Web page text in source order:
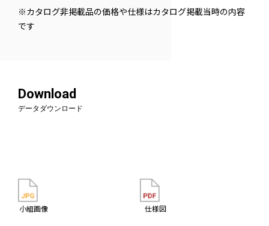
※カタログ非掲載品の価格や仕様はカタログ掲載当時の内容
です
Download
データダウンロード
小組画像 仕様図